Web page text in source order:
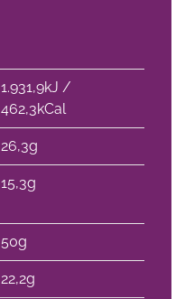
1.931,9kJ /
462,3kCal
26,3g
15,3g
50g
22,2g